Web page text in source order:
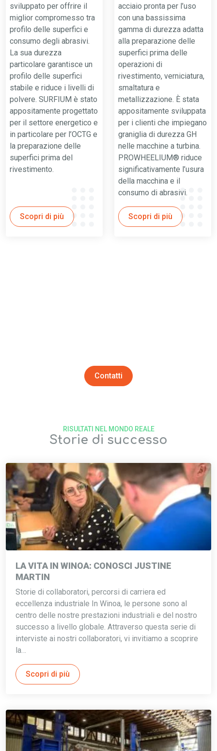
sviluppato per offrire il
miglior compromesso tra
profilo delle superfici e
consumo degli abrasivi.
La sua durezza
particolare garantisce un
profilo delle superfici
stabile e riduce i livelli di
polvere. SURFIUM è stato
appositamente progettato
per il settore energetico e
in particolare per l’OCTG e
la preparazione delle
superfici prima del
rivestimento.
Scopri di più
acciaio pronta per l’uso
con una bassissima
gamma di durezza adatta
alla preparazione delle
superfici prima delle
operazioni di
rivestimento, verniciatura,
smaltatura e
metallizzazione. È stata
appositamente sviluppata
per i clienti che impiegano
graniglia di durezza GH
nelle macchine a turbina.
PROWHEELIUM® riduce
significativamente l’usura
della macchina e il
consumo di abrasivi.
Scopri di più
Contatti
Storie di successo
RISULTATI NEL MONDO REALE
LA VITA IN WINOA: CONOSCI JUSTINE
MARTIN
Storie di collaboratori, percorsi di carriera ed
eccellenza industriale In Winoa, le persone sono al
centro delle nostre prestazioni industriali e del nostro
successo a livello globale. Attraverso questa serie di
interviste ai nostri collaboratori, vi invitiamo a scoprire
la…
Scopri di più